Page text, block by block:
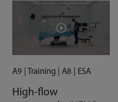
A9 | Training | A8 | ESA
High-flow